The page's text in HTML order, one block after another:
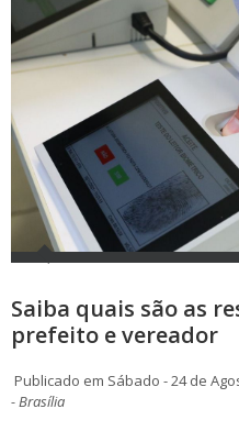
Saiba quais são as
prefeito e vereador
Publicado em Sábado - 24 de
- Brasília